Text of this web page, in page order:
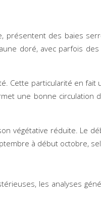
présentent des baies
doré, avec parfois
Cette particularité en fait
une bonne circulation
végétative réduite. Le
à début octobre,
les analyses